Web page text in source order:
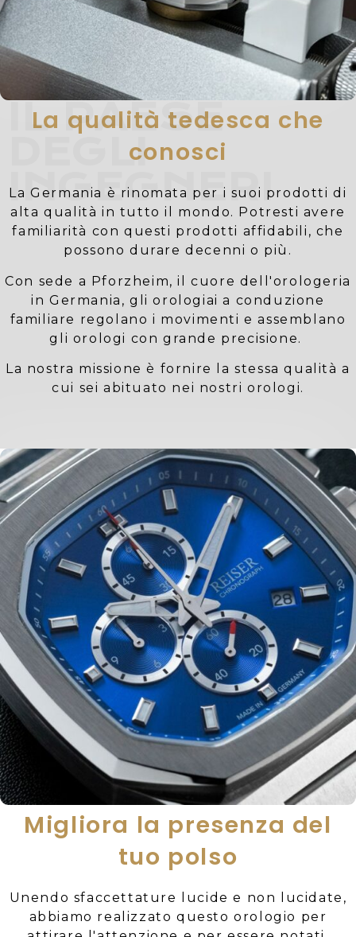
La qualità tedesca che
conosci
IL PAESE
DEGLI
INGEGNERI
La Germania è rinomata per i suoi prodotti di
alta qualità in tutto il mondo. Potresti avere
familiarità con questi prodotti affidabili, che
possono durare decenni o più.
Con sede a Pforzheim, il cuore dell'orologeria
in Germania, gli orologiai a conduzione
familiare regolano i movimenti e assemblano
gli orologi con grande precisione.
La nostra missione è fornire la stessa qualità a
cui sei abituato nei nostri orologi.
Migliora la presenza del
tuo polso
Unendo sfaccettature lucide e non lucidate,
abbiamo realizzato questo orologio per